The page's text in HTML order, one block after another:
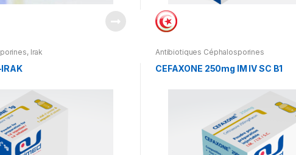
, Irak
IRAK
Antibiotiques Céphalosporines
CEFAXONE 250mg IM IV SC B1